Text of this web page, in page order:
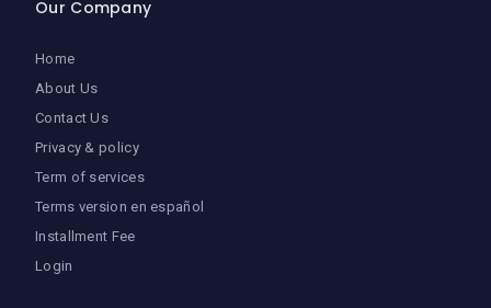
Our Company
Home
About Us
Contact Us
Privacy & policy
Term of services
Terms version en español
Installment Fee
Login